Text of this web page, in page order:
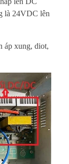
là 24VDC lên
áp xung, diot,